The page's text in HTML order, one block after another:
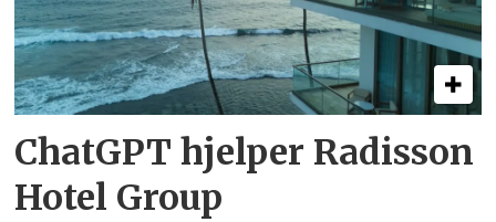
ChatGPT hjelper Radisson
Hotel Group